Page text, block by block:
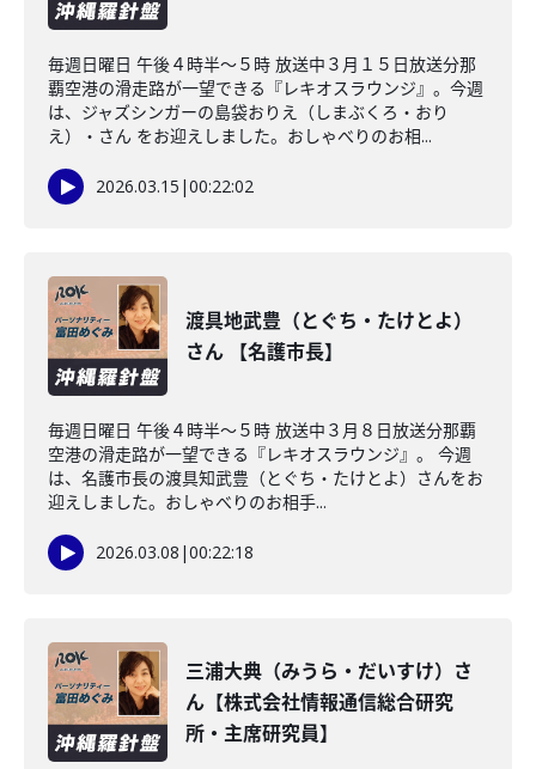
毎週日曜日 午後４時半～５時 放送中３月１５日放送分那
覇空港の滑走路が一望できる『レキオスラウンジ』。今週
は、ジャズシンガーの島袋おりえ（しまぶくろ・おり
え）・さん をお迎えしました。おしゃべりのお相...
2026.03.15 |00:22:02
渡具地武豊（とぐち・たけとよ）
さん 【名護市長】
毎週日曜日 午後４時半～５時 放送中３月８日放送分那覇
空港の滑走路が一望できる『レキオスラウンジ』。 今週
は、名護市長の渡具知武豊（とぐち・たけとよ）さんをお
迎えしました。おしゃべりのお相手...
2026.03.08 |00:22:18
三浦大典（みうら・だいすけ）さ
ん【株式会社情報通信総合研究
所・主席研究員】